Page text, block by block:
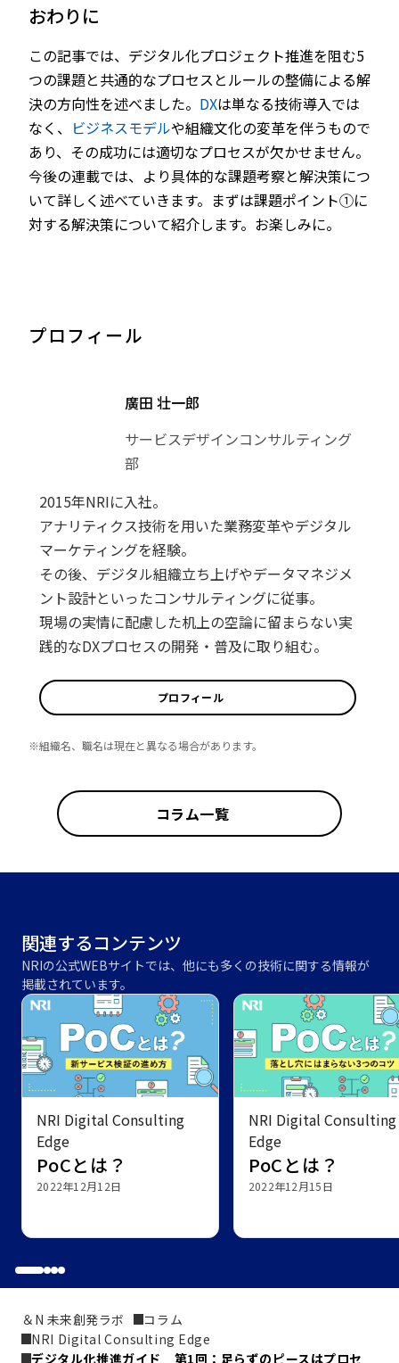
おわりに
この記事では、デジタル化プロジェクト推進を阻む5
つの課題と共通的なプロセスとルールの整備による解
決の方向性を述べました。 DXは単なる技術導入では
なく、 ビジネスモデルや組織文化の変革を伴うもので
あり、その成功には適切なプロセスが欠かせません。
今後の連載では、より具体的な課題考察と解決策につ
いて詳しく述べていきます。まずは課題ポイント①に
対する解決策について紹介します。お楽しみに。
プロフィール
廣田 壮一郎
サービスデザインコンサルティング
部
2015年NRIに入社。
アナリティクス技術を用いた業務変革やデジタル
マーケティングを経験。
その後、デジタル組織立ち上げやデータマネジメ
ント設計といったコンサルティングに従事。
現場の実情に配慮した机上の空論に留まらない実
践的なDXプロセスの開発・普及に取り組む。
プロフィール
※組織名、職名は現在と異なる場合があります。
コラム一覧
関連するコンテンツ
NRIの公式WEBサイトでは、他にも多くの技術に関する情報が
掲載されています。
NRI Digital Consulting
Edge
PoCとは？
2022年12月12日
NRI Digital Consulting
Edge
PoCとは？
2022年12月15日
＆N 未来創発ラボ
コラム
NRI Digital Consulting Edge
デジタル化推進ガイド　第1回：足らずのピースはプロセ